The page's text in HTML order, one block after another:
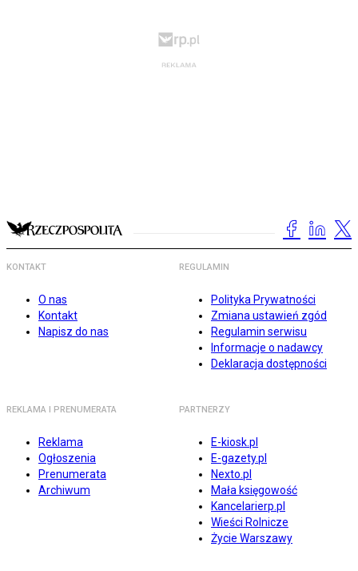
KONTAKT
O nas
Kontakt
Napisz do nas
REGULAMIN
Polityka Prywatności
Zmiana ustawień zgód
Regulamin serwisu
Informacje o nadawcy
Deklaracja dostępności
REKLAMA I PRENUMERATA
Reklama
Ogłoszenia
Prenumerata
Archiwum
PARTNERZY
E-kiosk.pl
E-gazety.pl
Nexto.pl
Mała księgowość
Kancelarierp.pl
Wieści Rolnicze
Życie Warszawy